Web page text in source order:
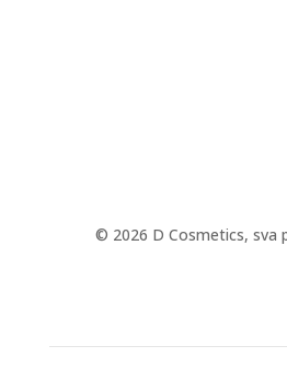
© 2026 D Cosmetics, sva